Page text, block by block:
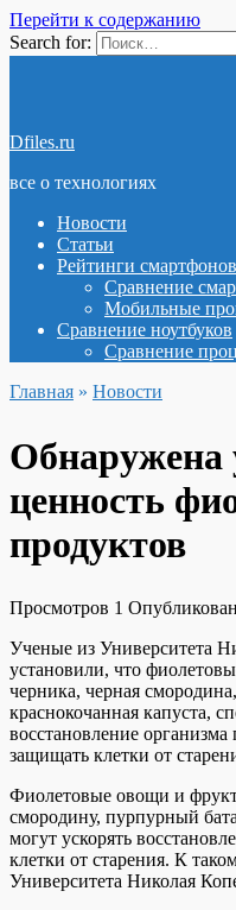
Перейти к содержанию
Search for:
Dfiles.ru
все о технологиях
Новости
Статьи
Рейтинги смартфонов
Сравнение
Мобильные
Сравнение ноутбуков
Сравнение
Главная » Новости
Обнаружена
ценность
продуктов
Просмотров 1
Ученые из Университета
установили, что
черника, черная
краснокочанная капуста,
восстановление
защищать клетки от
Фиолетовые овощи и
смородину, пурпурный
могут ускорять
клетки от старения. К
Университета Николая